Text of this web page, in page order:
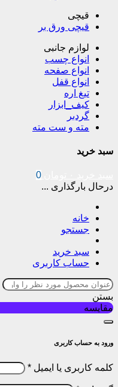
قیچی
قیچی ورق بر
لوازم جانبی
انواع چسب
انواع صفحه
انواع قفل
تیغ اره
کیف_ابزار
گردبر
مته و ست مته
سبد خرید
0
درحال بارگذاری ...
خانه
جستجو
سبد خرید
حساب کاربری
بستن
مقایسه
ورود به حساب کاربری
کلمه کاربری یا ایمیل *